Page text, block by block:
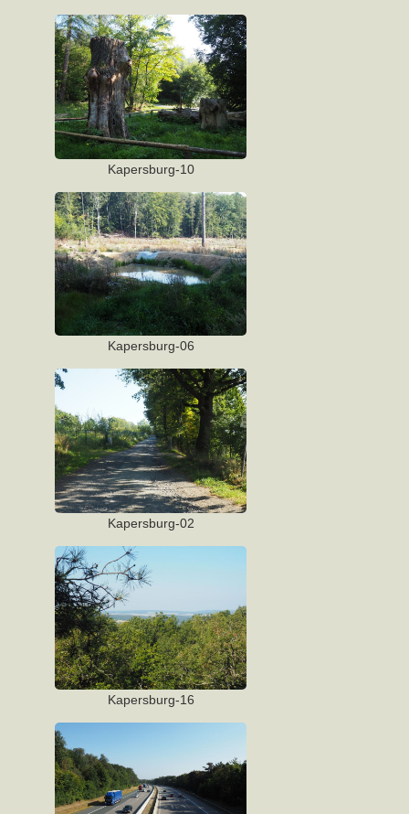
Kapersburg-10
Kapersburg-06
Kapersburg-02
Kapersburg-16